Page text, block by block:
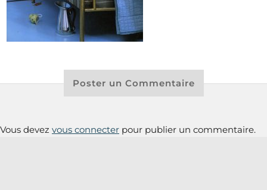
Poster un Commentaire
Vous devez vous connecter pour publier un commentaire.